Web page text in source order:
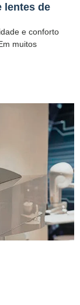
lentes de
e conforto
muitos